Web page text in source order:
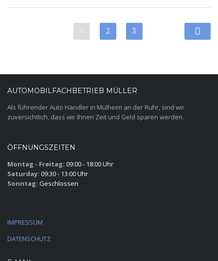
1 2 3
AUTOMOBILFACHBETRIEB MÜLLER
Als führender Auto Händler in Mülheim an der Ruhr, sind wir
zuversichtlich, dass wir Ihnen Zeit und Geld sparen werden.
ÖFFNUNGSZEITEN
Montag - Freitag: 09:00 - 18:00 Uhr
Saturday: 09:30 - 13:00 Uhr
Sonntag: Geschlossen
IMPRESSUM
DATENSCHUTZ